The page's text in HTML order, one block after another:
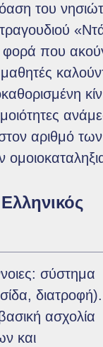
του
φορά που
αριθμό των
σύστημα
διατροφή).
ασχολία
και